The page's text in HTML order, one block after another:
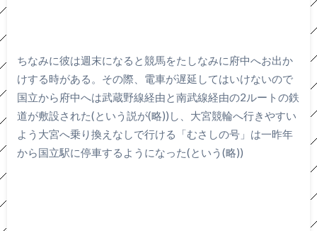
ちなみに彼は週末になると競馬をたしなみに府中へお出か
けする時がある。その際、電車が遅延してはいけないので
国立から府中へは武蔵野線経由と南武線経由の2ルートの鉄
道が敷設された(という説が(略))し、大宮競輪へ行きやすい
よう大宮へ乗り換えなしで行ける「むさしの号」は一昨年
から国立駅に停車するようになった(という(略))